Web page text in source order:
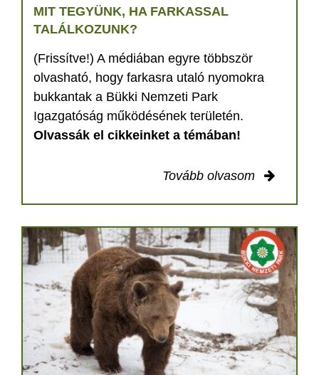
MIT TEGYÜNK, HA FARKASSAL
TALÁLKOZUNK?
(Frissítve!) A médiában egyre többször
olvasható, hogy farkasra utaló nyomokra
bukkantak a Bükki Nemzeti Park
Igazgatóság működésének területén.
Olvassák el cikkeinket a témában!
Tovább olvasom